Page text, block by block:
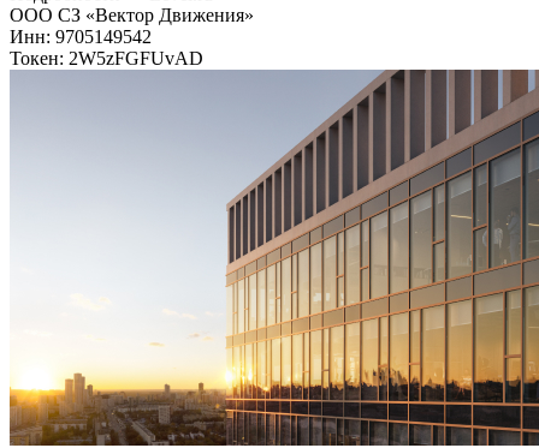
ООО СЗ «Вектор Движения»
Инн: 9705149542
Токен: 2W5zFGFUvAD